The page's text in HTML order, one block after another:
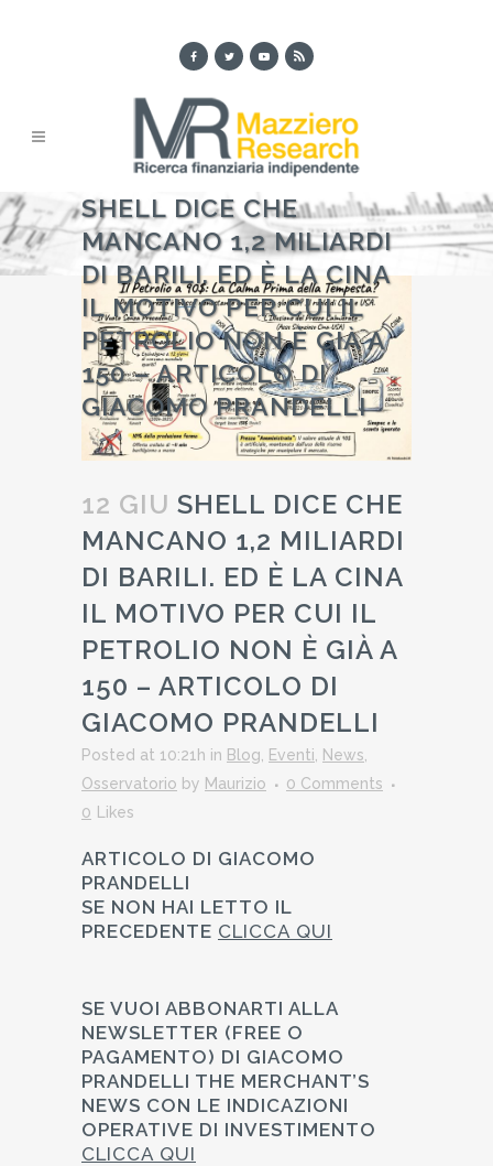
SHELL DICE CHE
MANCANO 1,2 MILIARDI
DI BARILI. ED È LA CINA
IL MOTIVO PER CUI IL
PETROLIO NON È GIÀ A
150 – ARTICOLO DI
GIACOMO PRANDELLI
12 GIU SHELL DICE CHE
MANCANO 1,2 MILIARDI
DI BARILI. ED È LA CINA
IL MOTIVO PER CUI IL
PETROLIO NON È GIÀ A
150 – ARTICOLO DI
GIACOMO PRANDELLI
Posted at 10:21h in Blog Eventi News
Osservatorio by Maurizio
0 Comments
0
Likes
ARTICOLO DI GIACOMO
PRANDELLI
SE NON HAI LETTO IL
PRECEDENTE CLICCA QUI
SE VUOI ABBONARTI ALLA
NEWSLETTER (FREE O
PAGAMENTO) DI GIACOMO
PRANDELLI THE MERCHANT’S
NEWS CON LE INDICAZIONI
OPERATIVE DI INVESTIMENTO
CLICCA QUI